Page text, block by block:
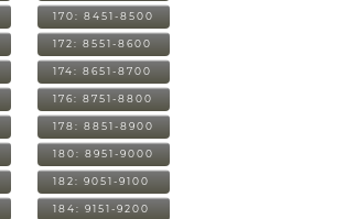
170: 8451-8500
172: 8551-8600
174: 8651-8700
176: 8751-8800
178: 8851-8900
180: 8951-9000
182: 9051-9100
184: 9151-9200